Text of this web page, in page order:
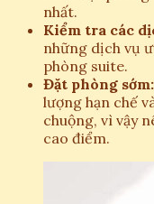
nhất.
Kiểm tra các
những dịch vụ
phòng suite.
Đặt phòng sớm:
lượng hạn chế
chuộng, vì vậy
cao điểm.